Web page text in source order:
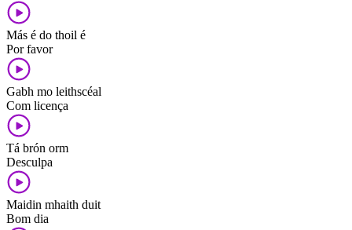
Más é do thoil é
Por favor
Gabh mo leithscéal
Com licença
Tá brón orm
Desculpa
Maidin mhaith duit
Bom dia